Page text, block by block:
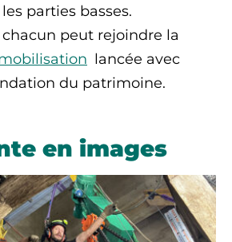
parties basses.
peut rejoindre la
lancée avec
du patrimoine.
en images